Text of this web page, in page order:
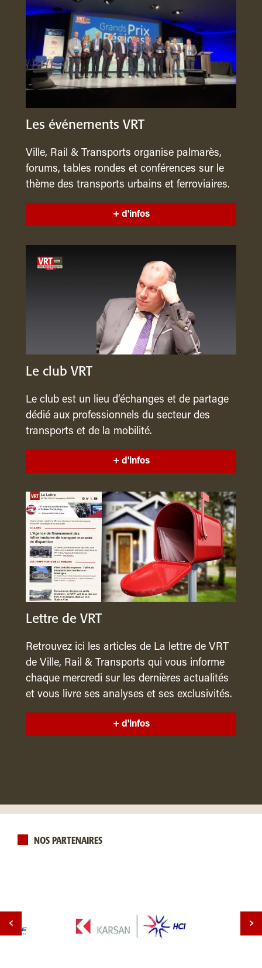
Les événements VRT
Ville, Rail & Transports organise palmarès,
forums, tables rondes et conférences sur le
thème des transports urbains et ferroviaires.
+ d'infos
Le club VRT
Le club est un lieu d’échanges et de partage
dédié aux professionnels du secteur des
transports et de la mobilité.
+ d'infos
Lettre de VRT
Retrouvez ici les articles de La lettre de VRT
de Ville, Rail & Transports qui vous informe
chaque mercredi sur les dernières actualités
et vous livre ses analyses et ses exclusivités.
+ d'infos
NOS PARTENAIRES